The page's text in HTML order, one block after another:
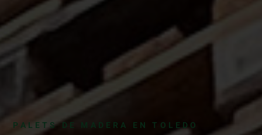
PALETS DE MADERA EN TOLEDO